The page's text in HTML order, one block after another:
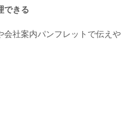
できる
会社案内パンフレットで伝えや